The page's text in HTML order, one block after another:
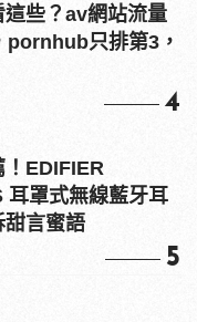
些？av網站流量
pornhub只排第3，
4
EDIFIER
耳罩式無線藍牙耳
甜言蜜語
5